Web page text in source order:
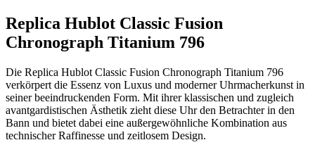
Replica Hublot Classic Fusion
Chronograph Titanium 796
Die Replica Hublot Classic Fusion Chronograph Titanium 796
verkörpert die Essenz von Luxus und moderner Uhrmacherkunst in
seiner beeindruckenden Form. Mit ihrer klassischen und zugleich
avantgardistischen Ästhetik zieht diese Uhr den Betrachter in den
Bann und bietet dabei eine außergewöhnliche Kombination aus
technischer Raffinesse und zeitlosem Design.